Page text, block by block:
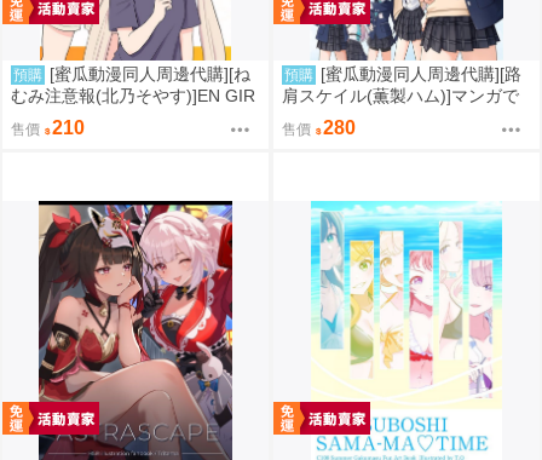
預購 [蜜瓜動漫同人周邊代購][ね
むみ注意報(北乃そやす)]EN GIR
LS! Vol.11(彩虹社)(同人誌)
售價 210
預購 [蜜瓜動漫同人周邊代購][路
肩スケイル(薫製ハム)]マンガで
わかるアビドスシリーズ ちゃ
ぶ台星人のひみつ(蔚藍檔案)(同
售價 280